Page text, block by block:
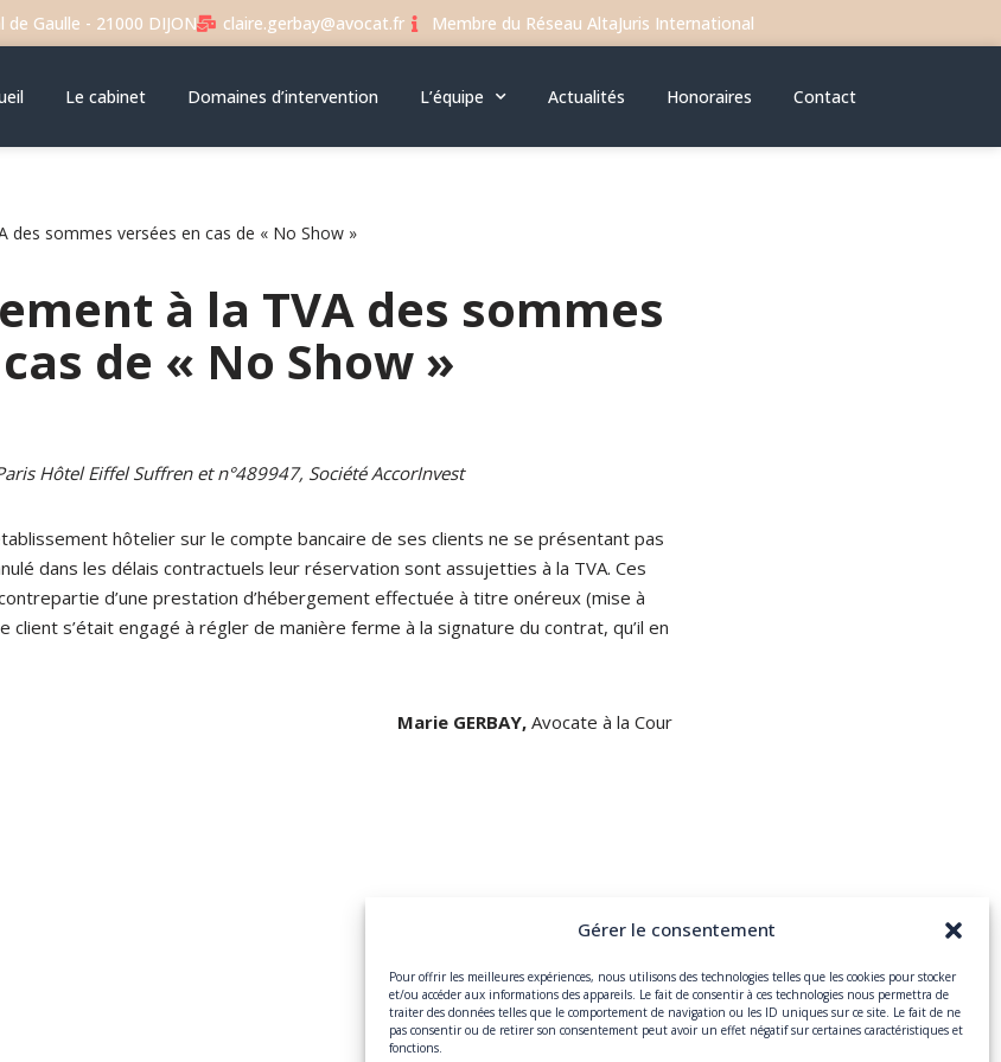
Gérer le consentement
Pour offrir les meilleures expériences, nous utilisons des technologies telles que les cookies pour stocker
et/ou accéder aux informations des appareils. Le fait de consentir à ces technologies nous permettra de
traiter des données telles que le comportement de navigation ou les ID uniques sur ce site. Le fait de ne
pas consentir ou de retirer son consentement peut avoir un effet négatif sur certaines caractéristiques et
fonctions.
de Gaulle - 21000 DIJON claire.gerbay@avocat.fr Membre du Réseau AltaJuris International
Le cabinet Domaines d’intervention L’équipe Actualités Honoraires Contact
des sommes versées en cas de « No Show »
à la TVA des sommes
de « No Show »
Hôtel Eiffel Suffren et n°489947, Société AccorInvest
hôtelier sur le compte bancaire de ses clients ne se présentant pas
dans les délais contractuels leur réservation sont assujetties à la TVA. Ces
d’une prestation d’hébergement effectuée à titre onéreux (mise à
client s’était engagé à régler de manière ferme à la signature du contrat, qu’il en
Marie GERBAY, Avocate à la Cour